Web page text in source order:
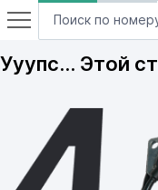
Ууупс… Этой